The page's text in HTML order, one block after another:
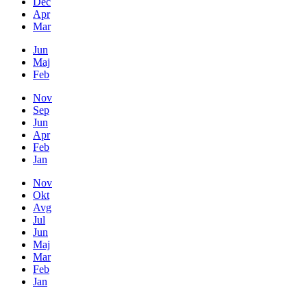
Apr
Mar
Jun
Maj
Feb
Nov
Sep
Jun
Apr
Feb
Jan
Nov
Okt
Avg
Jul
Jun
Maj
Mar
Feb
Jan